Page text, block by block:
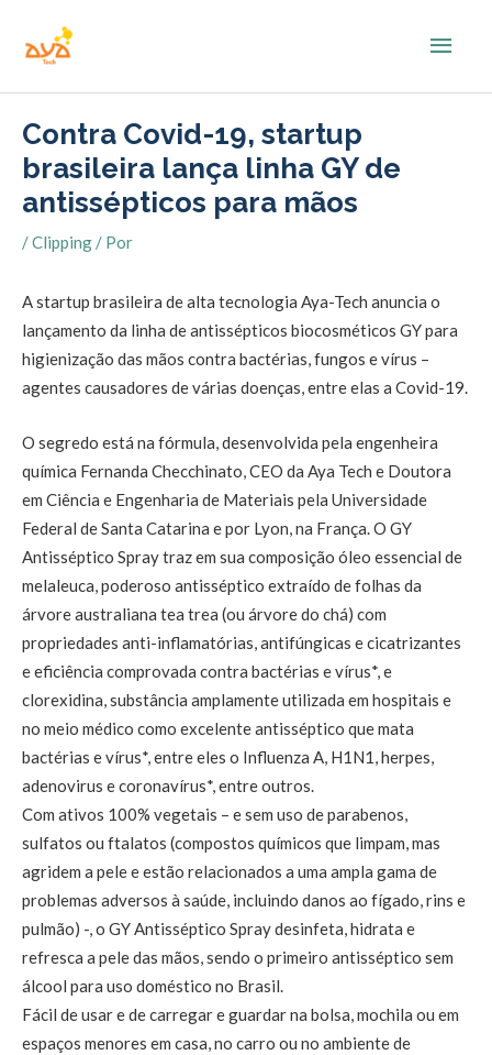
para
conteúdo
Contra Covid-19, startup
brasileira lança linha GY de
antissépticos para mãos
/Clipping / Por
A startup brasileira de alta tecnologia Aya-Tech anuncia o
lançamento da linha de antissépticos biocosméticos GY para
higienização das mãos contra bactérias, fungos e vírus –
agentes causadores de várias doenças, entre elas a Covid-19.
O segredo está na fórmula, desenvolvida pela engenheira
química Fernanda Checchinato, CEO da Aya Tech e Doutora
em Ciência e Engenharia de Materiais pela Universidade
Federal de Santa Catarina e por Lyon, na França. O GY
Antisséptico Spray traz em sua composição óleo essencial de
melaleuca, poderoso antisséptico extraído de folhas da
árvore australiana tea trea (ou árvore do chá) com
propriedades anti-inflamatórias, antifúngicas e cicatrizantes
e eficiência comprovada contra bactérias e vírus*, e
clorexidina, substância amplamente utilizada em hospitais e
no meio médico como excelente antisséptico que mata
bactérias e vírus*, entre eles o Influenza A, H1N1, herpes,
adenovirus e coronavírus*, entre outros.
Com ativos 100% vegetais – e sem uso de parabenos,
sulfatos ou ftalatos (compostos químicos que limpam, mas
agridem a pele e estão relacionados a uma ampla gama de
problemas adversos à saúde, incluindo danos ao fígado, rins e
pulmão) -, o GY Antisséptico Spray desinfeta, hidrata e
refresca a pele das mãos, sendo o primeiro antisséptico sem
álcool para uso doméstico no Brasil.
Fácil de usar e de carregar e guardar na bolsa, mochila ou em
espaços menores em casa, no carro ou no ambiente de